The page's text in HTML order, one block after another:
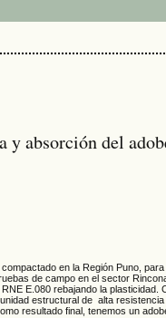
absorción del
en la Región Puno,
de campo en el sector
E.080 rebajando la plasticidad.
estructural de alta resistencia
resultado final, tenemos un